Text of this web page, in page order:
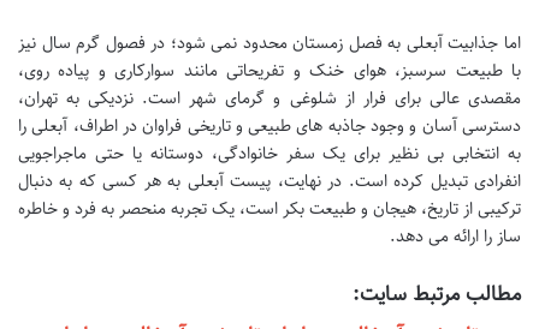
اما جذابیت آبعلی به فصل زمستان محدود نمی شود؛ در فصول گرم سال نیز
با طبیعت سرسبز، هوای خنک و تفریحاتی مانند سوارکاری و پیاده روی،
مقصدی عالی برای فرار از شلوغی و گرمای شهر است. نزدیکی به تهران،
دسترسی آسان و وجود جاذبه های طبیعی و تاریخی فراوان در اطراف، آبعلی را
به انتخابی بی نظیر برای یک سفر خانوادگی، دوستانه یا حتی ماجراجویی
انفرادی تبدیل کرده است. در نهایت، پیست آبعلی به هر کسی که به دنبال
ترکیبی از تاریخ، هیجان و طبیعت بکر است، یک تجربه منحصر به فرد و خاطره
ساز را ارائه می دهد.
مطالب مرتبط سایت: